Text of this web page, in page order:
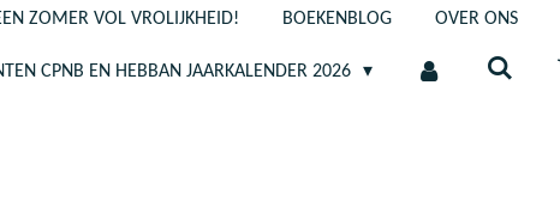
ZOMER VOL VROLIJKHEID! BOEKENBLOG OVER ONS
CPNB EN HEBBAN JAARKALENDER 2026